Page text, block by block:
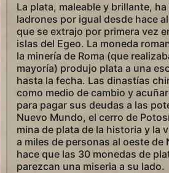
La plata, maleable y brillante,
ladrones por igual desde hace
que se extrajo por primera vez
islas del Egeo. La moneda
la minería de Roma (que
mayoría) produjo plata a una
hasta la fecha. Las dinastías
como medio de cambio y
para pagar sus deudas a las
Nuevo Mundo, el cerro de
mina de plata de la historia y la
a miles de personas al oeste de
hace que las 30 monedas de
parezcan una miseria a su lado.